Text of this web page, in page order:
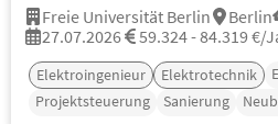
Freie Universität Berlin Berlin
27.07.2026
59.324 - 84.319 €/
Elektroingenieur Elektrotechnik
Projektsteuerung
Sanierung